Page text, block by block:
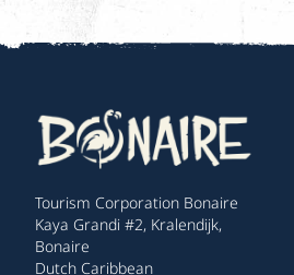
Tourism Corporation Bonaire
Kaya Grandi #2, Kralendijk,
Bonaire
Dutch Caribbean